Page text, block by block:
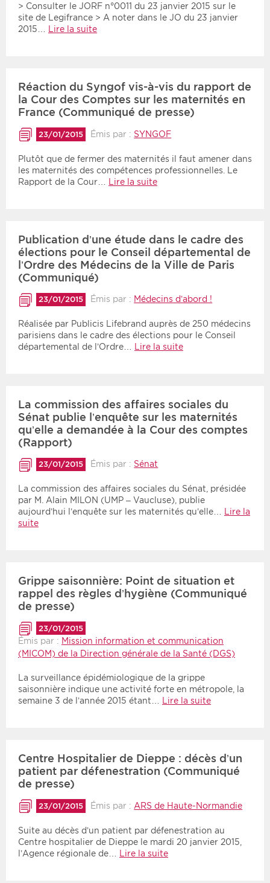
> Consulter le JORF n°0011 du 23 janvier 2015 sur le
site de Legifrance > A noter dans le JO du 23 janvier
2015… Lire la suite
Réaction du Syngof vis-à-vis du rapport de
la Cour des Comptes sur les maternités en
France (Communiqué de presse)
23/01/2015 Émis par : SYNGOF
Plutôt que de fermer des maternités il faut amener dans
les maternités des compétences professionnelles. Le
Rapport de la Cour… Lire la suite
Publication d’une étude dans le cadre des
élections pour le Conseil départemental de
l’Ordre des Médecins de la Ville de Paris
(Communiqué)
23/01/2015 Émis par : Médecins d’abord !
Réalisée par Publicis Lifebrand auprès de 250 médecins
parisiens dans le cadre des élections pour le Conseil
départemental de l’Ordre…
Lire la suite
La commission des affaires sociales du
Sénat publie l’enquête sur les maternités
qu’elle a demandée à la Cour des comptes
(Rapport)
23/01/2015 Émis par : Sénat
La commission des affaires sociales du Sénat, présidée
par M. Alain MILON (UMP – Vaucluse), publie
aujourd’hui l’enquête sur les maternités qu’elle…
Lire la
suite
Grippe saisonnière: Point de situation et
rappel des règles d’hygiène (Communiqué
de presse)
23/01/2015
Émis par : Mission information et communication
(MICOM) de la Direction générale de la Santé (DGS)
La surveillance épidémiologique de la grippe
saisonnière indique une activité forte en métropole, la
semaine 3 de l’année 2015 étant… Lire la suite
Centre Hospitalier de Dieppe : décès d’un
patient par défenestration (Communiqué
de presse)
23/01/2015 Émis par : ARS de Haute-Normandie
Suite au décès d’un patient par défenestration au
Centre hospitalier de Dieppe le mardi 20 janvier 2015,
l’Agence régionale de… Lire la suite